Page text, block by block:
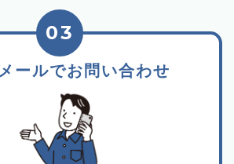
ールでお問い合わせ
03